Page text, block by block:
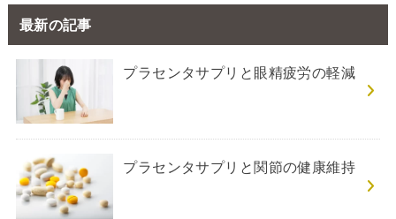
最新の記事
プラセンタサプリと眼精疲労の軽減
プラセンタサプリと関節の健康維持